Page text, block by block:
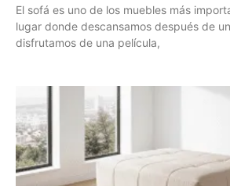
El sofá es uno de los muebles más
lugar donde descansamos después de
disfrutamos de una película,